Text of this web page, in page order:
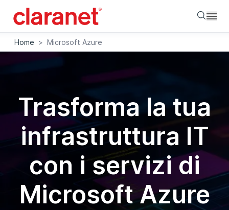
Home > Microsoft Azure
Trasforma la tua
infrastruttura IT
con i servizi di
Microsoft Azure